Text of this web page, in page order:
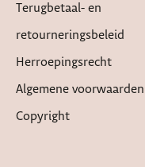
Terugbetaal- en
retourneringsbeleid
Herroepingsrecht
Algemene voorwaarden
Copyright